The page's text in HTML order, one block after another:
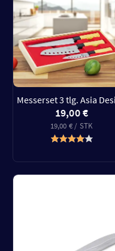
Messerset 3 tlg. Asia
19,00 €
19,00 € / STK